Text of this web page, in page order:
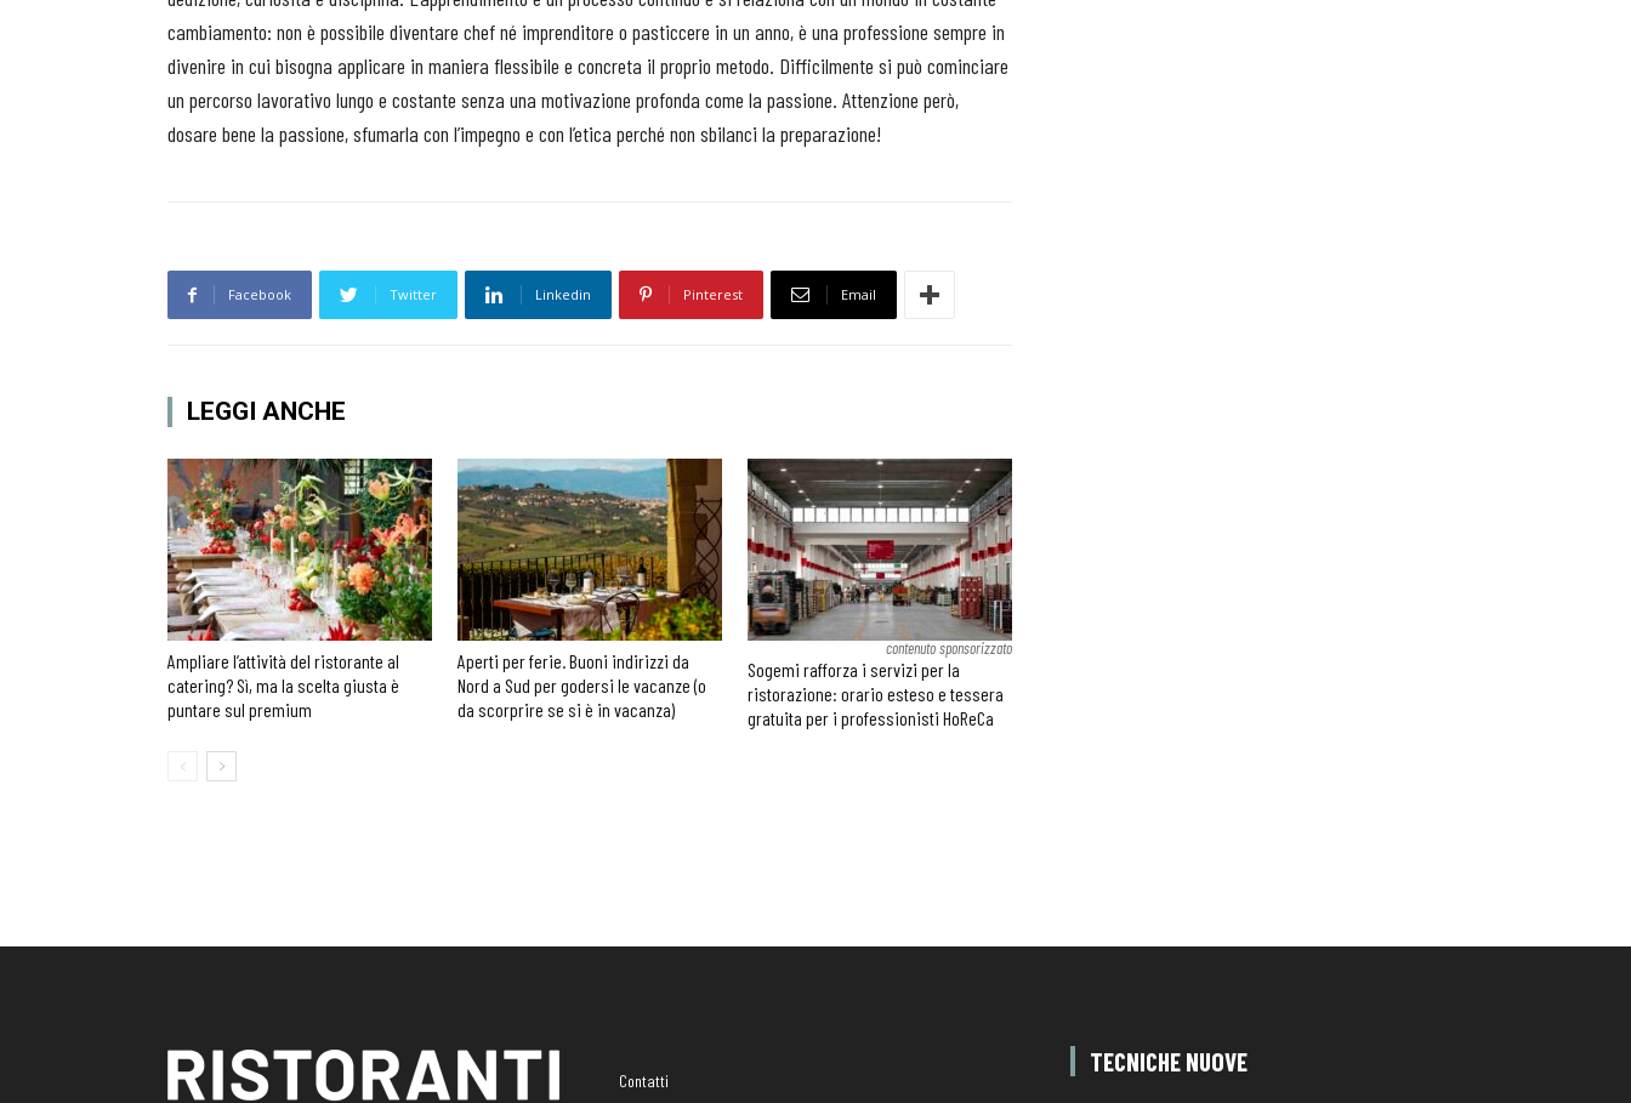
cambiamento: non è possibile diventare chef né imprenditore o pasticcere in un anno, è una professione sempre in
divenire in cui bisogna applicare in maniera flessibile e concreta il proprio metodo. Difficilmente si può cominciare
un percorso lavorativo lungo e costante senza una motivazione profonda come la passione. Attenzione però,
dosare bene la passione, sfumarla con l’impegno e con l’etica perché non sbilanci la preparazione!
Facebook Twitter Linkedin Pinterest Email
LEGGI ANCHE
Ampliare l’attività del ristorante al
catering? Sì, ma la scelta giusta è
puntare sul premium
Aperti per ferie. Buoni indirizzi da
Nord a Sud per godersi le vacanze (o
da scorprire se si è in vacanza)
contenuto sponsorizzato
Sogemi rafforza i servizi per la
ristorazione: orario esteso e tessera
gratuita per i professionisti HoReCa
Contatti
TECNICHE NUOVE